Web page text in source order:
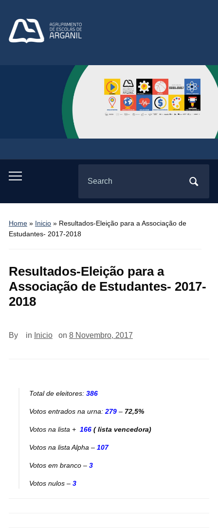
Toggle
menu
for:
Home» Inicio» Resultados-Eleição para a Associação de
Estudantes- 2017-2018
Resultados-Eleição para a
Associação de Estudantes- 2017-
2018
By in Inicio on 8 Novembro, 2017
Total de eleitores: 386
Votos entrados na urna: 279– 72,5%
Votos na lista + 166( lista vencedora)
Votos na lista Alpha – 107
Votos em branco –3
Votos nulos – 3